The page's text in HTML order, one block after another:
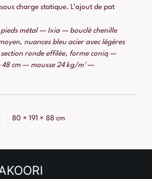
charge statique. L’ajout de pat
pieds métal — Ixia — bouclé chenille
nuances bleu acier avec légères
ronde effilée, forme coniq —
48 cm — mousse 24 kg/m³ —
80 × 191 × 88 cm